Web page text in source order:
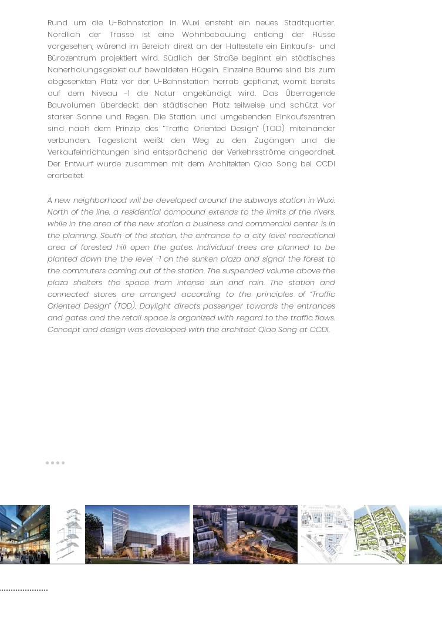
Rund um die U-Bahnstation in Wuxi ensteht ein neues Stadtquartier.
Nördlich der Trasse ist eine Wohnbebauung entlang der Flüsse
vorgesehen, wärend im Bereich direkt an der Haltestelle ein Einkaufs- und
Bürozentrum projektiert wird. Südlich der Straße beginnt ein städtisches
Naherholungsgebiet auf bewaldeten Hügeln. Einzelne Bäume sind bis zum
abgesenkten Platz vor der U-Bahnstation herrab gepflanzt, womit bereits
auf dem Niveau -1 die Natur angekündigt wird. Das Überragende
Bauvolumen überdeckt den städtischen Platz teilweise und schützt vor
starker Sonne und Regen. Die Station und umgebenden Einkaufszentren
sind nach dem Prinzip des “Traffic Oriented Design” (TOD) miteinander
verbunden. Tageslicht weißt den Weg zu den Zugängen und die
Verkaufeinrichtungen sind entsprächend der Verkehrsströme angeordnet.
Der Entwurf wurde zusammen mit dem Architekten Qiao Song bei CCDI
erarbeitet.
A new neighborhood will be developed around the subways station in Wuxi.
North of the line, a residential compound extends to the limits of the rivers,
while in the area of the new station a business and commercial center is in
the planning. South of the station, the entrance to a city level recreational
area of forested hill open the gates. Individual trees are planned to be
planted down the the level -1 on the sunken plaza and signal the forest to
the commuters coming out of the station. The suspended volume above the
plaza shelters the space from intense sun and rain. The station and
connected stores are arranged according to the principles of “Traffic
Oriented Design” (TOD). Daylight directs passenger towards the entrances
and gates and the retail space is organized with regard to the traffic flows.
Concept and design was developed with the architect Qiao Song at CCDI.